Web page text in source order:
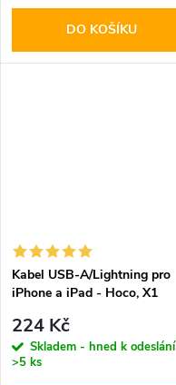
DO KOŠÍKU
Kabel USB-A/Lightning pro
iPhone a iPad - Hoco, X1
224 Kč
Skladem - hned k odeslání
>5 ks